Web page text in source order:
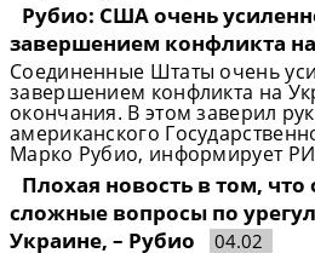
Рубио: США очень
завершением конфликта
Соединенные Штаты очень
завершением конфликта на
окончания. В этом заверил
американского
Марко Рубио, информирует
Плохая новость в том,
сложные вопросы по
Украине, – Рубио
04.02